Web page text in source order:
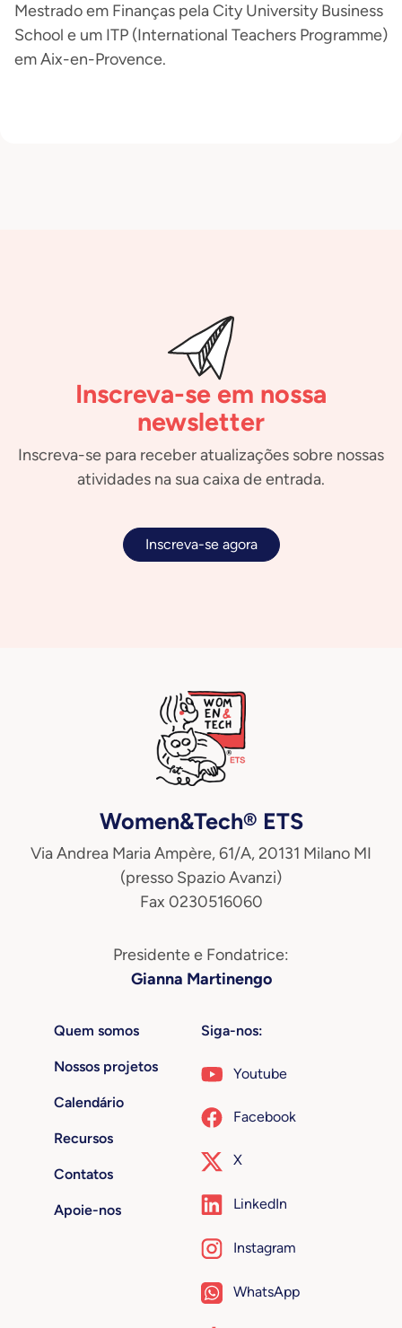
Mestrado em Finanças pela City University Business
School e um ITP (International Teachers Programme)
em Aix-en-Provence.
Inscreva-se em nossa
newsletter
Inscreva-se para receber atualizações sobre nossas
atividades na sua caixa de entrada.
Inscreva-se agora
Women&Tech® ETS
Via Andrea Maria Ampère, 61/A, 20131 Milano MI
(presso Spazio Avanzi)
Fax 0230516060
Presidente e Fondatrice:
Gianna Martinengo
Quem somos
Nossos projetos
Calendário
Recursos
Contatos
Apoie-nos
Siga-nos:
Youtube
Facebook
X
LinkedIn
Instagram
WhatsApp